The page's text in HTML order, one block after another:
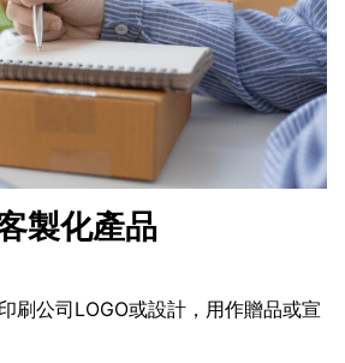
製化產品
印刷公司LOGO或設計，用作贈品或宣